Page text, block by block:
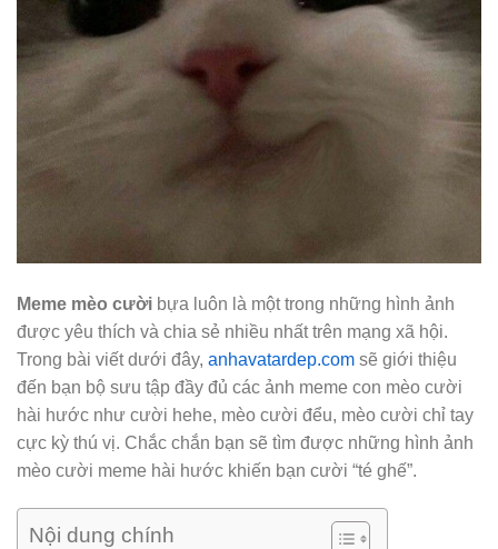
Meme mèo cười bựa luôn là một trong những hình ảnh
được yêu thích và chia sẻ nhiều nhất trên mạng xã hội.
Trong bài viết dưới đây, anhavatardep.com sẽ giới thiệu
đến bạn bộ sưu tập đầy đủ các ảnh meme con mèo cười
hài hước như cười hehe, mèo cười đểu, mèo cười chỉ tay
cực kỳ thú vị. Chắc chắn bạn sẽ tìm được những hình ảnh
mèo cười meme hài hước khiến bạn cười “té ghế”.
Nội dung chính